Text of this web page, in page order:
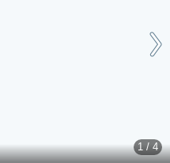
1 / 4